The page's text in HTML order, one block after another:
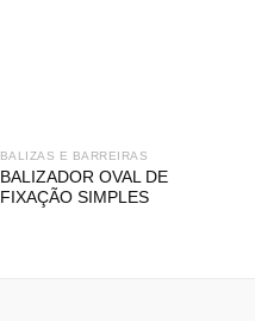
BALIZAS E BARREIRAS
BALIZADOR OVAL DE
FIXAÇÃO SIMPLES